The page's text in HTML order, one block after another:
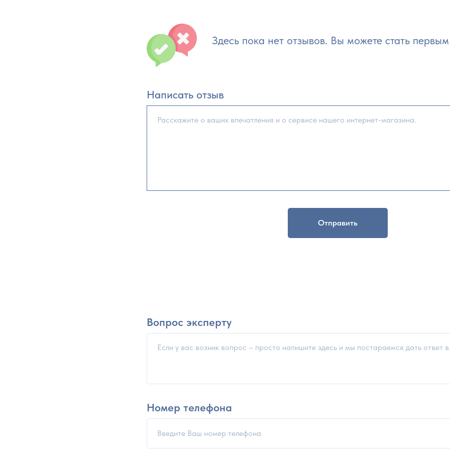
Здесь пока нет отзывов. Вы можете стать
Написать отзыв
Отправить
Вопрос эксперту
Номер телефона